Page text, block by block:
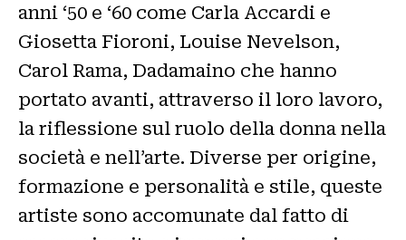
anni ‘50 e ‘60 come Carla Accardi e
Giosetta Fioroni, Louise Nevelson,
Carol Rama, Dadamaino che hanno
portato avanti, attraverso il loro lavoro,
la riflessione sul ruolo della donna nella
società e nell’arte. Diverse per origine,
formazione e personalità e stile, queste
artiste sono accomunate dal fatto di